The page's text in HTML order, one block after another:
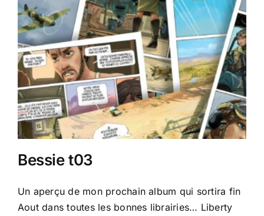
Bessie t03
Un aperçu de mon prochain album qui sortira fin
Aout dans toutes les bonnes librairies… Liberty